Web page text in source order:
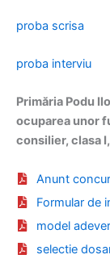
proba scrisa
proba interviu
Primăria Podu
ocuparea unor
consilier, clasa
Anunt
Formular de
model
selectie